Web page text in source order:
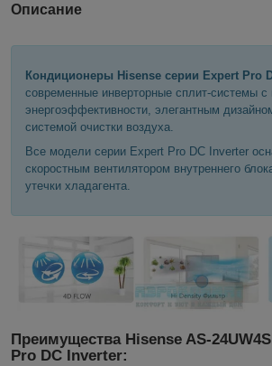
Описание
Кондиционеры Hisense серии Expert Pro
современные инверторные сплит-системы
энергоэффективности, элегантным
системой очистки воздуха.
Все модели серии Expert Pro DC Inverter
скоростным вентилятором внутреннего
утечки хладагента.
Преимущества Hisense AS-
Pro DC Inverter: